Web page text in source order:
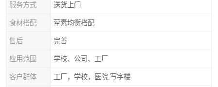
服务方式 送货上门
食材搭配 荤素均衡搭配
售后 完善
应用范围 学校、公司、工厂
客户群体 工厂，学校，医院,写字楼